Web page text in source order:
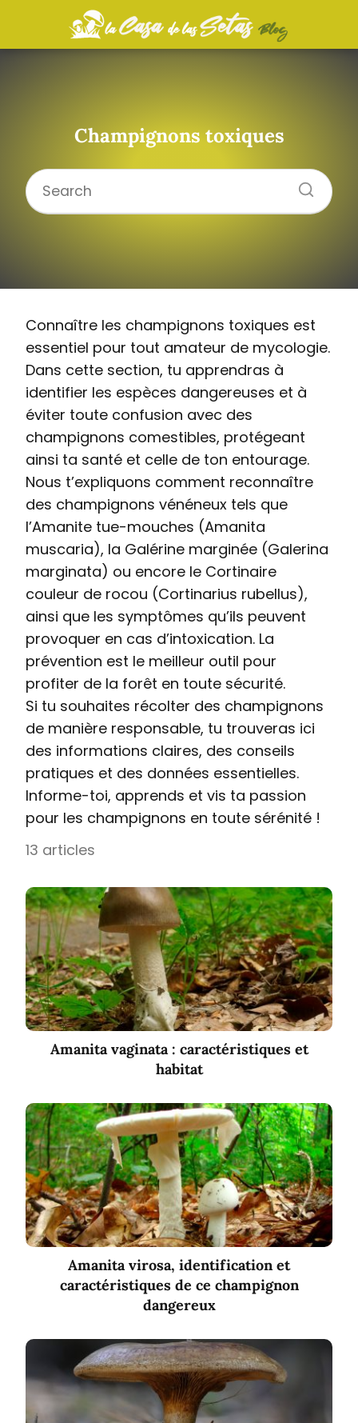
Champignons toxiques
Connaître les champignons toxiques est
essentiel pour tout amateur de mycologie.
Dans cette section, tu apprendras à
identifier les espèces dangereuses et à
éviter toute confusion avec des
champignons comestibles, protégeant
ainsi ta santé et celle de ton entourage.
Nous t’expliquons comment reconnaître
des champignons vénéneux tels que
l’Amanite tue-mouches (Amanita
muscaria), la Galérine marginée (Galerina
marginata) ou encore le Cortinaire
couleur de rocou (Cortinarius rubellus),
ainsi que les symptômes qu’ils peuvent
provoquer en cas d’intoxication. La
prévention est le meilleur outil pour
profiter de la forêt en toute sécurité.
Si tu souhaites récolter des champignons
de manière responsable, tu trouveras ici
des informations claires, des conseils
pratiques et des données essentielles.
Informe-toi, apprends et vis ta passion
pour les champignons en toute sérénité !
13 articles
Amanita vaginata : caractéristiques et
habitat
Amanita virosa, identification et
caractéristiques de ce champignon
dangereux